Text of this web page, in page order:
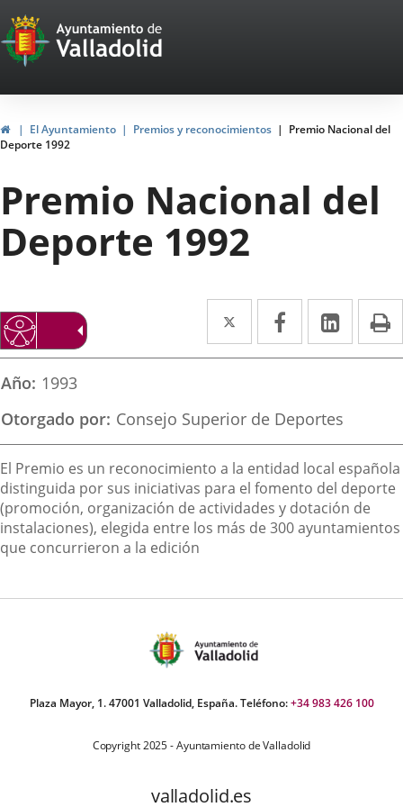
Portal
Web
del
Ayuntamiento
de
Valladolid
HomeEl Ayuntamiento Premios y reconocimientos
Premio Nacional del
Deporte 1992
Premio Nacional del
Deporte 1992
Twitter
Enlace
a
aplicación
externa.
Facebook
Enlace
a
externa.
Enlace
a
Año 1993
Otorgado por Consejo Superior de Deportes
Descripción
El Premio es un reconocimiento a la entidad local española
distinguida por sus iniciativas para el fomento del deporte
(promoción, organización de actividades y dotación de
instalaciones), elegida entre los más de 300 ayuntamientos
que concurrieron a la edición
Plaza Mayor, 1. 47001 Valladolid, España. Teléfono:+34 983 426 100
Copyright 2025 - Ayuntamiento de Valladolid
valladolid.es